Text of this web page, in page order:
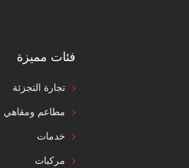
فئات مميزة
تجارة التجزئة
مطاعم ومقاهي
خدمات
مركبات